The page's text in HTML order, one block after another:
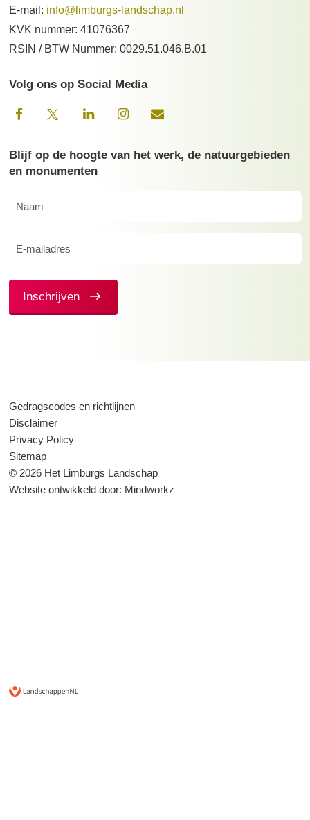
E-mail: info@limburgs-landschap.nl
KVK nummer: 41076367
RSIN / BTW Nummer: 0029.51.046.B.01
Volg ons op Social Media
Blijf op de hoogte van het werk, de natuurgebieden
en monumenten
(Vereist)
Inschrijven
Gedragscodes en richtlijnen
Disclaimer
Privacy Policy
Sitemap
© 2026 Het Limburgs Landschap
Website ontwikkeld door: Mindworkz